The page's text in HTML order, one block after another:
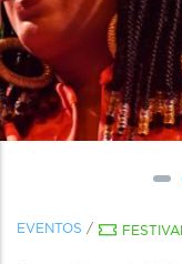
EVENTOS / FESTIVAL